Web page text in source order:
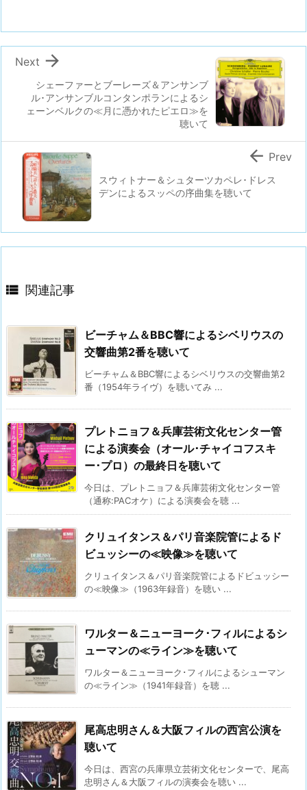
シェーファーとブーレーズ＆アンサンブ
ル･アンサンブルコンタンポランによるシ
ェーンベルクの≪月に憑かれたピエロ≫を
聴いて

Next
スウィトナー＆シュターツカペレ･ドレス
デンによるスッペの序曲集を聴いて
 Prev
 関連記事
ビーチャム＆BBC響によるシベリウスの
交響曲第2番を聴いて
ビーチャム＆BBC響によるシベリウスの交響曲第2
番（1954年ライヴ）を聴いてみ ...
プレトニョフ＆兵庫芸術文化センター管
による演奏会（オール･チャイコフスキ
ー･プロ）の最終日を聴いて
今日は、プレトニョフ＆兵庫芸術文化センター管
（通称:PACオケ）による演奏会を聴 ...
クリュイタンス＆パリ音楽院管によるド
ビュッシーの≪映像≫を聴いて
クリュイタンス＆パリ音楽院管によるドビュッシー
の≪映像≫（1963年録音）を聴い ...
ワルター＆ニューヨーク･フィルによるシ
ューマンの≪ライン≫を聴いて
ワルター＆ニューヨーク･フィルによるシューマン
の≪ライン≫（1941年録音）を聴 ...
尾高忠明さん＆大阪フィルの西宮公演を
聴いて
今日は、西宮の兵庫県立芸術文化センターで、尾高
忠明さん＆大阪フィルの演奏会を聴い ...